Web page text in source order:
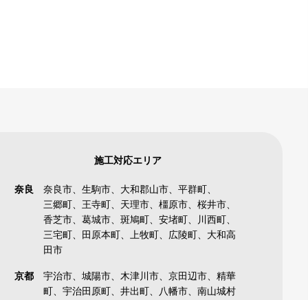
施工対応エリア
奈良
奈良市、生駒市、大和郡山市、平群町、
三郷町、王寺町、天理市、橿原市、桜井市、
香芝市、葛城市、斑鳩町、安堵町、川西町、
三宅町、田原本町、上牧町、広陵町、大和高
田市
京都
宇治市、城陽市、木津川市、京田辺市、精華
町、宇治田原町、井出町、八幡市、南山城村